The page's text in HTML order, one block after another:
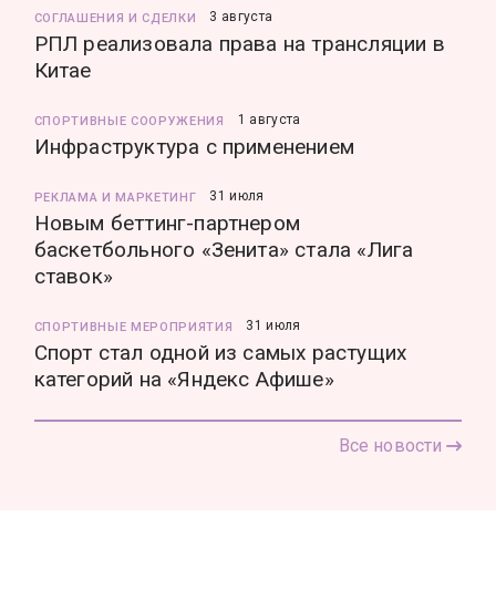
СОГЛАШЕНИЯ И СДЕЛКИ 3 августа
РПЛ реализовала права на трансляции в
Китае
СПОРТИВНЫЕ СООРУЖЕНИЯ 1 августа
Инфраструктура с применением
РЕКЛАМА И МАРКЕТИНГ 31 июля
Новым беттинг-партнером
баскетбольного «Зенита» стала «Лига
ставок»
СПОРТИВНЫЕ МЕРОПРИЯТИЯ 31 июля
Спорт стал одной из самых растущих
категорий на «Яндекс Афише»
Все новости